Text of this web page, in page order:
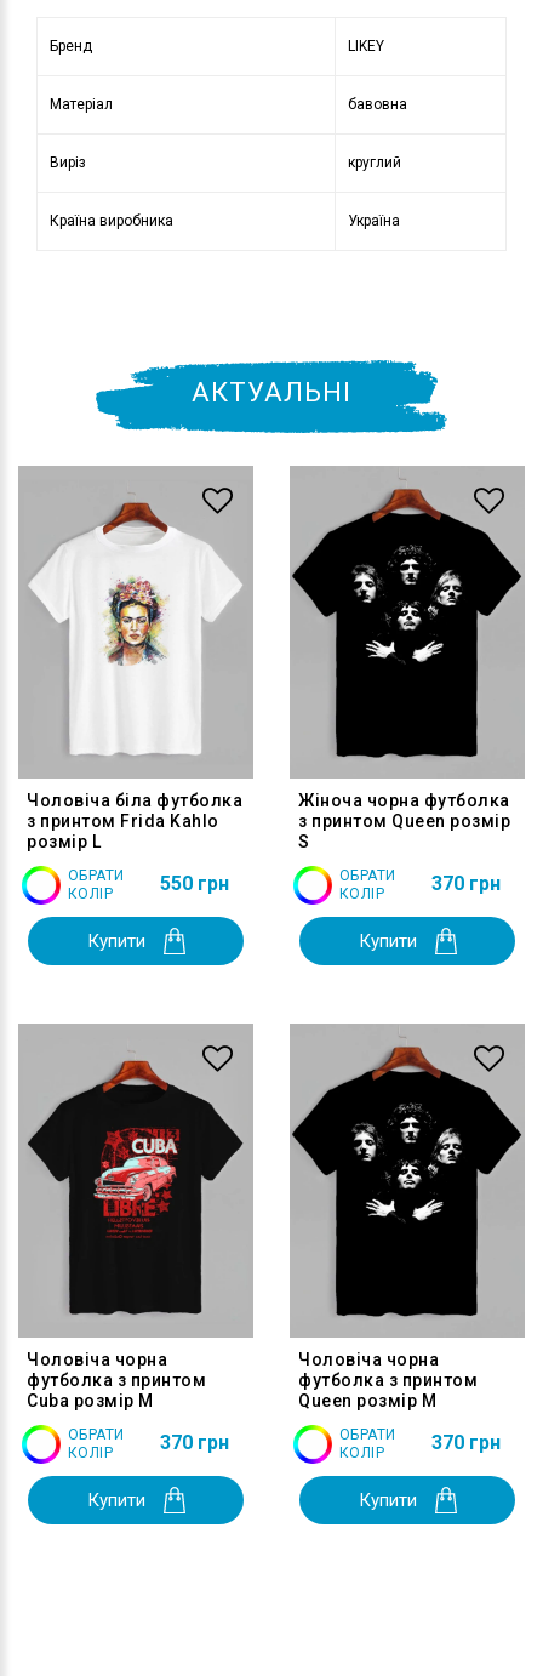
Бренд LIKEY
Матеріал бавовна
Виріз круглий
Країна виробника Україна
АКТУАЛЬНІ
Чоловіча біла футболка
з принтом Frida Kahlo
розмір L
ОБРАТИ
КОЛІР
550 грн
Купити
Жіноча чорна футболка
з принтом Queen розмір
S
ОБРАТИ
КОЛІР
370 грн
Купити
Чоловіча чорна
футболка з принтом
Cuba розмір M
ОБРАТИ
КОЛІР
370 грн
Купити
Чоловіча чорна
футболка з принтом
Queen розмір M
ОБРАТИ
КОЛІР
370 грн
Купити